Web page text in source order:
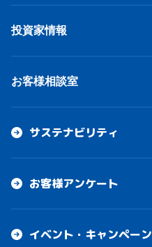
投資家情報
お客様相談室
サステナビリティ
お客様アンケート
イベント・キャンペーン